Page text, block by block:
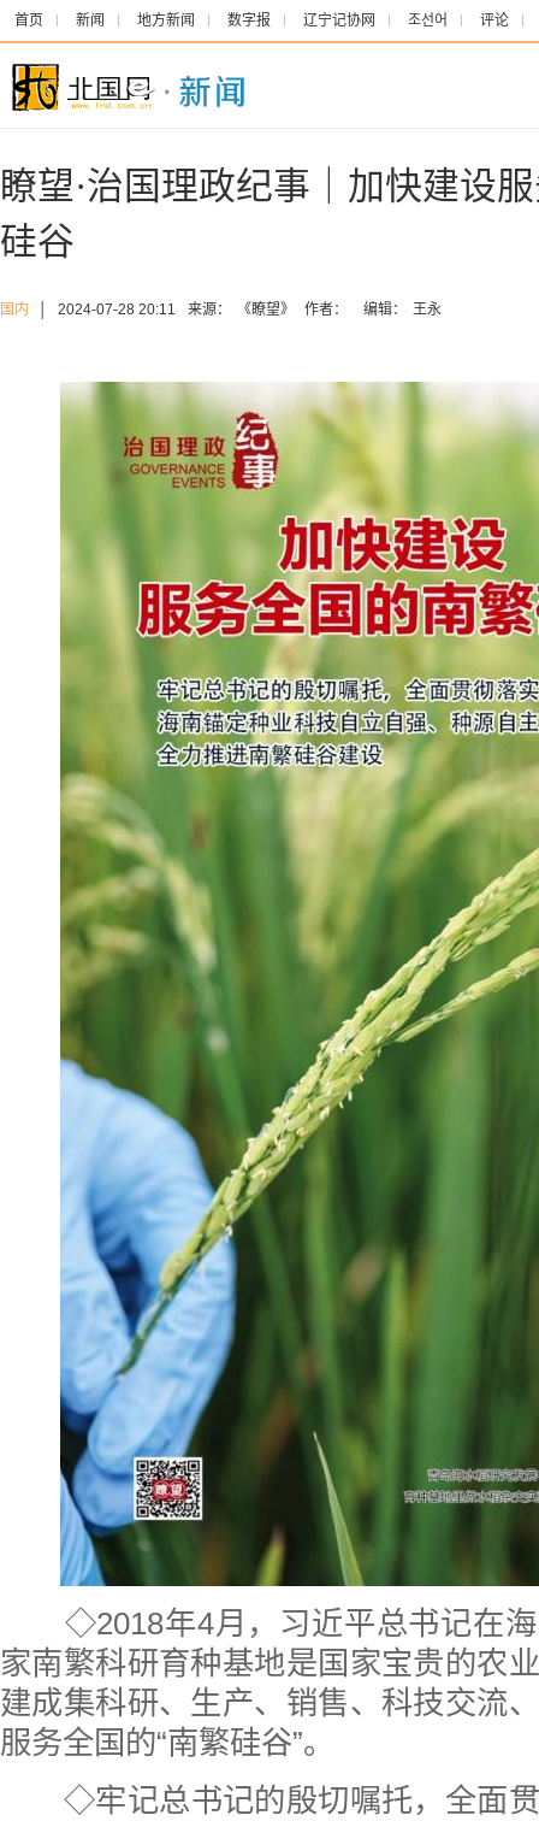
首页 新闻 地方新闻 数字报 辽宁记协网 조선어 评论
瞭望·治国理政纪事｜加快建设
硅谷
国内 2024-07-28 20:11 来源： 《瞭望》 作者： 编辑： 王永
◇2018年4月，习近平总书记在
家南繁科研育种基地是国家宝贵的农
建成集科研、生产、销售、科技交流
服务全国的“南繁硅谷”。
◇牢记总书记的殷切嘱托，全面